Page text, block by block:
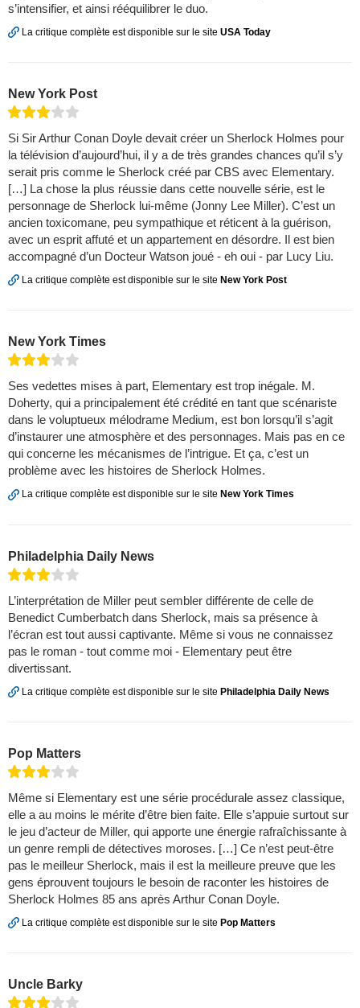
s’intensifier, et ainsi rééquilibrer le duo.
La critique complète est disponible sur le site USA Today
New York Post
Si Sir Arthur Conan Doyle devait créer un Sherlock Holmes pour
la télévision d’aujourd’hui, il y a de très grandes chances qu’il s’y
serait pris comme le Sherlock créé par CBS avec Elementary.
[…] La chose la plus réussie dans cette nouvelle série, est le
personnage de Sherlock lui-même (Jonny Lee Miller). C’est un
ancien toxicomane, peu sympathique et réticent à la guérison,
avec un esprit affuté et un appartement en désordre. Il est bien
accompagné d’un Docteur Watson joué - eh oui - par Lucy Liu.
La critique complète est disponible sur le site New York Post
New York Times
Ses vedettes mises à part, Elementary est trop inégale. M.
Doherty, qui a principalement été crédité en tant que scénariste
dans le voluptueux mélodrame Medium, est bon lorsqu’il s’agit
d’instaurer une atmosphère et des personnages. Mais pas en ce
qui concerne les mécanismes de l’intrigue. Et ça, c’est un
problème avec les histoires de Sherlock Holmes.
La critique complète est disponible sur le site New York Times
Philadelphia Daily News
L’interprétation de Miller peut sembler différente de celle de
Benedict Cumberbatch dans Sherlock, mais sa présence à
l’écran est tout aussi captivante. Même si vous ne connaissez
pas le roman - tout comme moi - Elementary peut être
divertissant.
La critique complète est disponible sur le site Philadelphia Daily News
Pop Matters
Même si Elementary est une série procédurale assez classique,
elle a au moins le mérite d’être bien faite. Elle s’appuie surtout sur
le jeu d’acteur de Miller, qui apporte une énergie rafraîchissante à
un genre rempli de détectives moroses. […] Ce n’est peut-être
pas le meilleur Sherlock, mais il est la meilleure preuve que les
gens éprouvent toujours le besoin de raconter les histoires de
Sherlock Holmes 85 ans après Arthur Conan Doyle.
La critique complète est disponible sur le site Pop Matters
Uncle Barky